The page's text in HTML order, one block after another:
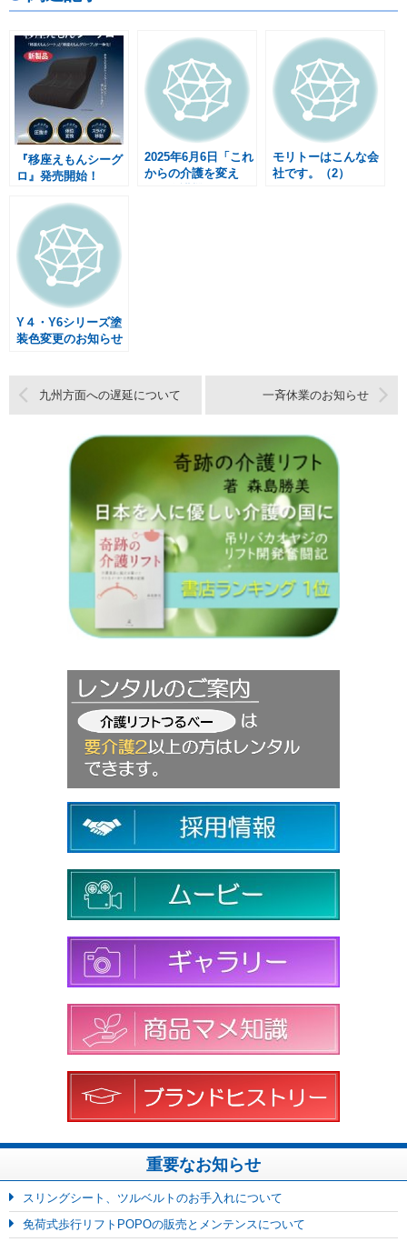
『移座えもんシーグ
ロ』発売開始！
2025年6月6日「これ
からの介護を変え
モリトーはこんな会
社です。（2）
Y４・Y6シリーズ塗
装色変更のお知らせ
九州方面への遅延について 一斉休業のお知らせ
重要なお知らせ
スリングシート、ツルベルトのお手入れについて
免荷式歩行リフトPOPOの販売とメンテンスについて